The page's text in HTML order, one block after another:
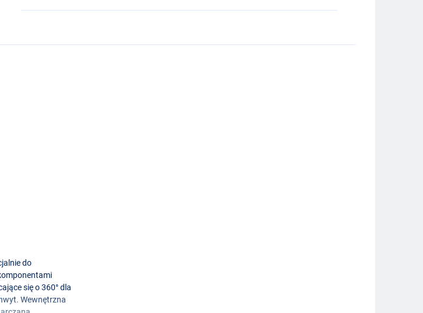
do
się o 360° dla
Wewnętrzna